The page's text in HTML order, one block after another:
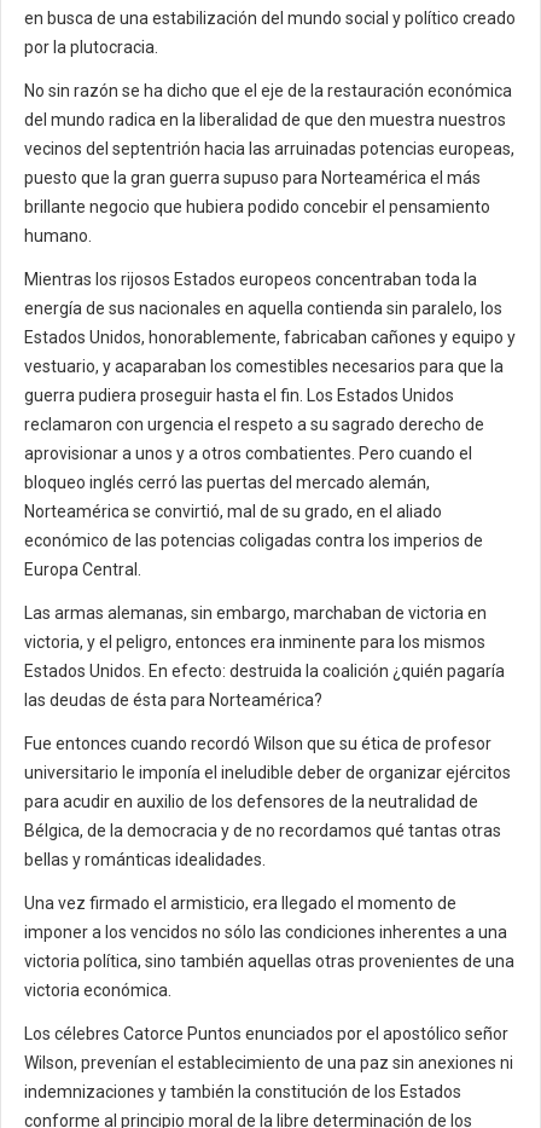
en busca de una estabilización del mundo social y político creado
por la plutocracia.
No sin razón se ha dicho que el eje de la restauración económica
del mundo radica en la liberalidad de que den muestra nuestros
vecinos del septentrión hacia las arruinadas potencias europeas,
puesto que la gran guerra supuso para Norteamérica el más
brillante negocio que hubiera podido concebir el pensamiento
humano.
Mientras los rijosos Estados europeos concentraban toda la
energía de sus nacionales en aquella contienda sin paralelo, los
Estados Unidos, honorablemente, fabricaban cañones y equipo y
vestuario, y acaparaban los comestibles necesarios para que la
guerra pudiera proseguir hasta el fin. Los Estados Unidos
reclamaron con urgencia el respeto a su sagrado derecho de
aprovisionar a unos y a otros combatientes. Pero cuando el
bloqueo inglés cerró las puertas del mercado alemán,
Norteamérica se convirtió, mal de su grado, en el aliado
económico de las potencias coligadas contra los imperios de
Europa Central.
Las armas alemanas, sin embargo, marchaban de victoria en
victoria, y el peligro, entonces era inminente para los mismos
Estados Unidos. En efecto: destruida la coalición ¿quién pagaría
las deudas de ésta para Norteamérica?
Fue entonces cuando recordó Wilson que su ética de profesor
universitario le imponía el ineludible deber de organizar ejércitos
para acudir en auxilio de los defensores de la neutralidad de
Bélgica, de la democracia y de no recordamos qué tantas otras
bellas y románticas idealidades.
Una vez firmado el armisticio, era llegado el momento de
imponer a los vencidos no sólo las condiciones inherentes a una
victoria política, sino también aquellas otras provenientes de una
victoria económica.
Los célebres Catorce Puntos enunciados por el apostólico señor
Wilson, prevenían el establecimiento de una paz sin anexiones ni
indemnizaciones y también la constitución de los Estados
conforme al principio moral de la libre determinación de los